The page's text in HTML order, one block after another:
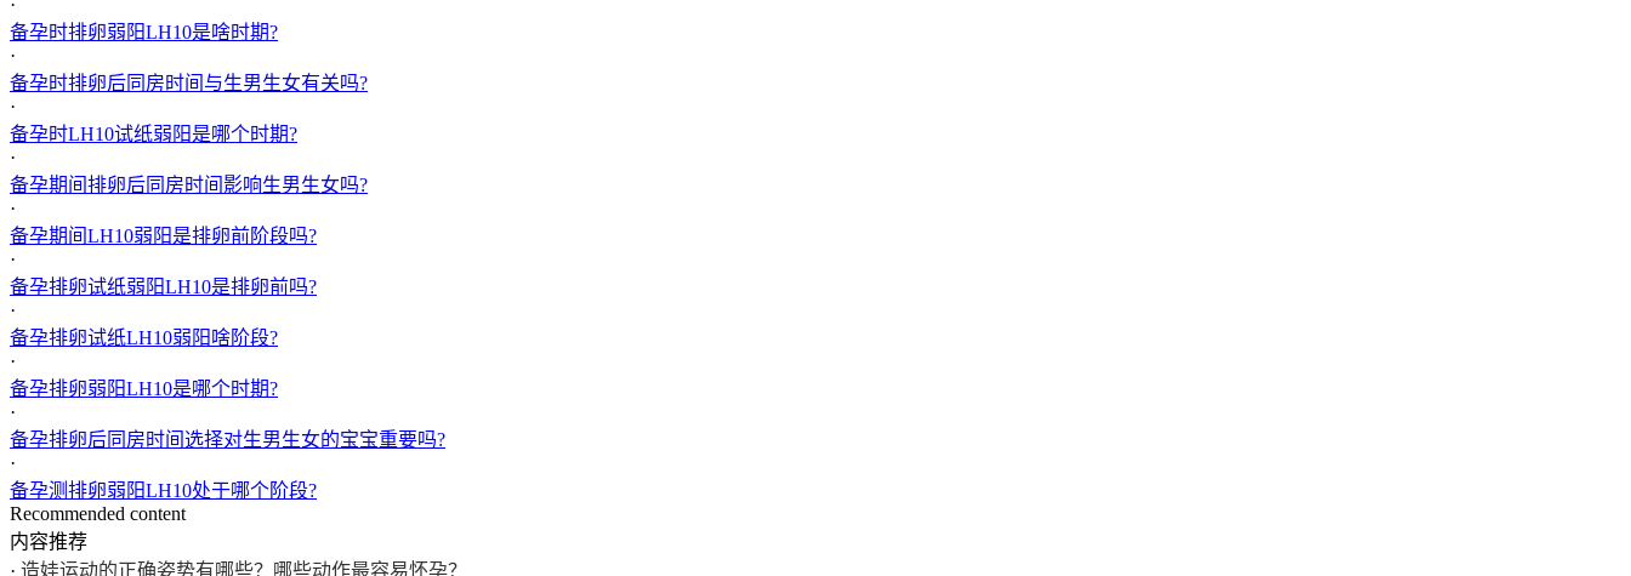
备孕时排卵弱阳LH10是啥时期?
·
备孕时排卵后同房时间与生男生女有关吗?
·
备孕时LH10试纸弱阳是哪个时期?
·
备孕期间排卵后同房时间影响生男生女吗?
·
备孕期间LH10弱阳是排卵前阶段吗?
·
备孕排卵试纸弱阳LH10是排卵前吗?
·
备孕排卵试纸LH10弱阳啥阶段?
·
备孕排卵弱阳LH10是哪个时期?
·
备孕排卵后同房时间选择对生男生女的宝宝重要吗?
·
备孕测排卵弱阳LH10处于哪个阶段?
Recommended content
内容推荐
· 造娃运动的正确姿势有哪些？哪些动作最容易怀孕？